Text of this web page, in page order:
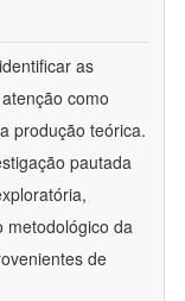
as
como
produção teórica.
pautada
metodológico da
de